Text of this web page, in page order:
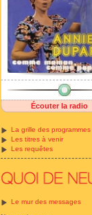
Écouter la radio
La grille des programmes
Les titres à venir
Les requêtes
Le mur des messages